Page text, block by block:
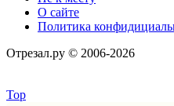
О сайте
Политика
Отрезал.ру © 2006-2026
Top